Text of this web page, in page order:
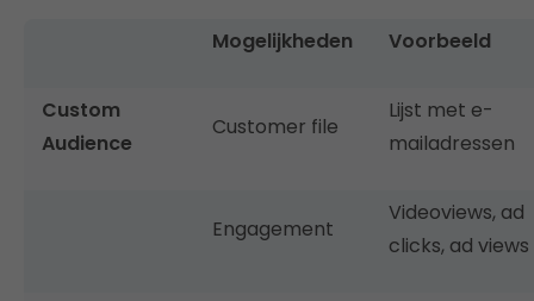
Mogelijkheden Voorbeeld
Custom
Audience
Customer file
Lijst met e-
mailadressen
Engagement
Videoviews, ad
clicks, ad views